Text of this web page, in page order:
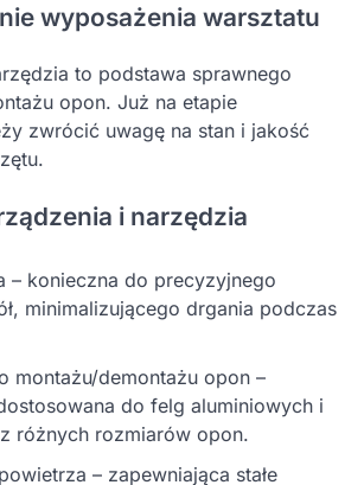
wyposażenia warsztatu
to podstawa sprawnego
opon. Już na etapie
zwrócić uwagę na stan i jakość
i narzędzia
– konieczna do precyzyjnego
minimalizującego drgania podczas
montażu/demontażu opon –
do felg aluminiowych i
różnych rozmiarów opon.
– zapewniająca stałe